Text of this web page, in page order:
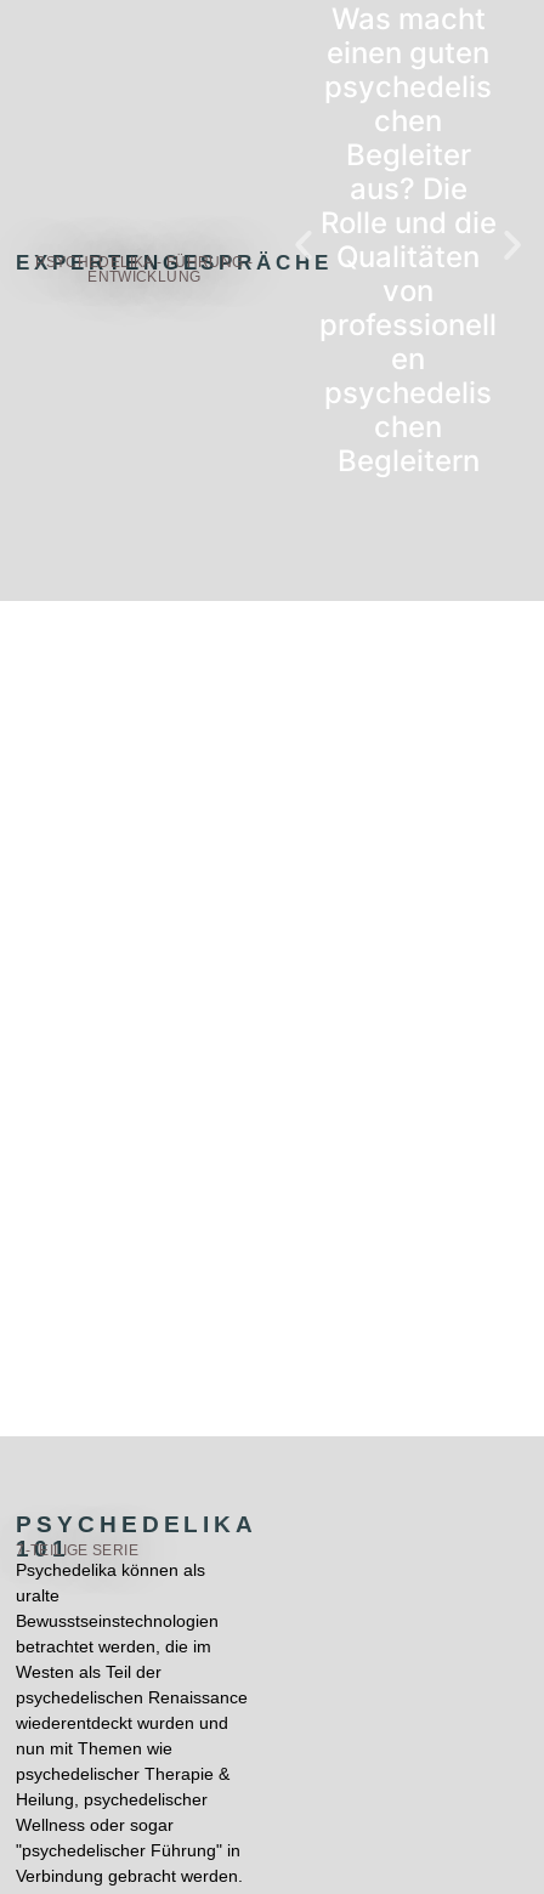
EXPERTENGESPRÄCHE
PSYCHEDELIKA - FÜHRUNG -
ENTWICKLUNG
Was macht
einen guten
psychedelis
chen
Begleiter
aus? Die
Rolle und die
Qualitäten
von
professionell
en
psychedelis
chen
Begleitern
PSYCHEDELIKA
101
7-TEILIGE SERIE
Psychedelika können als
uralte
Bewusstseinstechnologien
betrachtet werden, die im
Westen als Teil der
psychedelischen Renaissance
wiederentdeckt wurden und
nun mit Themen wie
psychedelischer Therapie &
Heilung, psychedelischer
Wellness oder sogar
"psychedelischer Führung" in
Verbindung gebracht werden.